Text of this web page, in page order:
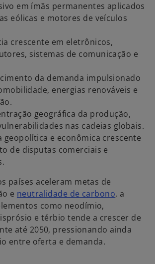
em ímãs permanentes aplicados
eólicas e motores de veículos
crescente em eletrônicos,
sistemas de comunicação e
da demanda impulsionado
energias renováveis e
geográfica da produção,
nas cadeias globais.
geopolítica e econômica crescente
de disputas comerciais e
países aceleram metas de
e neutralidade de carbono, a
como neodímio,
e térbio tende a crescer de
até 2050, pressionando ainda
entre oferta e demanda.